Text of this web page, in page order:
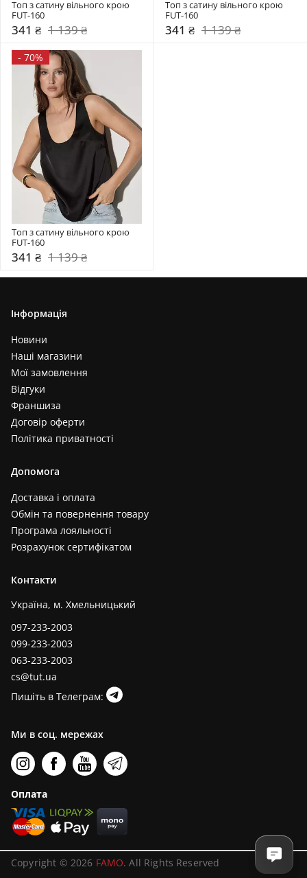
Топ з сатину вільного крою
FUT-160
341 ₴ 1 139 ₴
Топ з сатину вільного крою
FUT-160
341 ₴ 1 139 ₴
- 70%
Топ з сатину вільного крою
FUT-160
341 ₴ 1 139 ₴
Інформація
Новини
Наші магазини
Мої замовлення
Відгуки
Франшиза
Договір оферти
Політика приватності
Допомога
Доставка і оплата
Обмін та повернення товару
Програма лояльності
Розрахунок сертифікатом
Контакти
Україна, м. Хмельницький
097-233-2003
099-233-2003
063-233-2003
cs@tut.ua
Пишіть в Телеграм:
Ми в соц. мережах
Оплата
Copyright © 2026 FAMO. All Rights Reserved